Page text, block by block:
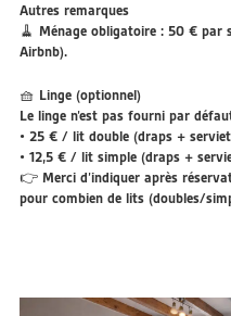
Autres remarques
🧹 Ménage obligatoire : 50 € par
Airbnb).
🧺 Linge (optionnel)
Le linge n’est pas fourni par
• 25 € / lit double (draps +
• 12,5 € / lit simple (draps +
👉 Merci d’indiquer après
pour combien de lits (doubles/